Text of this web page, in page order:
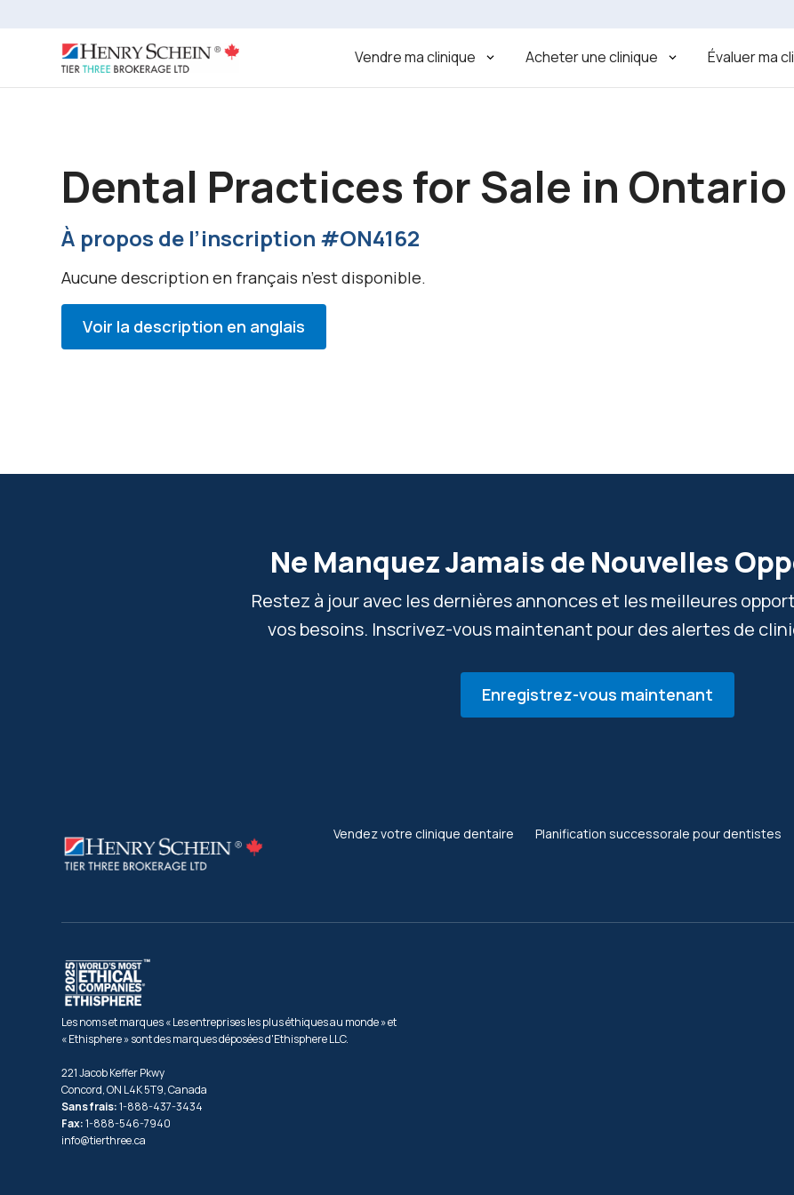
Vendre ma clinique Acheter une clinique Évaluer ma
Dental Practices for Sale in
À propos de l’inscription #ON4162
Aucune description en français n’est disponible.
Voir la description en anglais
Ne Manquez Jamais de Nouvelles
Restez à jour avec les dernières annonces et les meilleures
vos besoins. Inscrivez-vous maintenant pour des alertes de
Enregistrez-vous maintenant
Vendez votre clinique dentaire Planification successorale pour dentistes
Les noms et marques « Les entreprises les plus éthiques au monde » et
« Ethisphere » sont des marques déposées d'Ethisphere LLC.
221 Jacob Keffer Pkwy
Concord, ON L4K 5T9, Canada
Sans frais:1-888-437-3434
Fax:1-888-546-7940
info@tierthree.ca